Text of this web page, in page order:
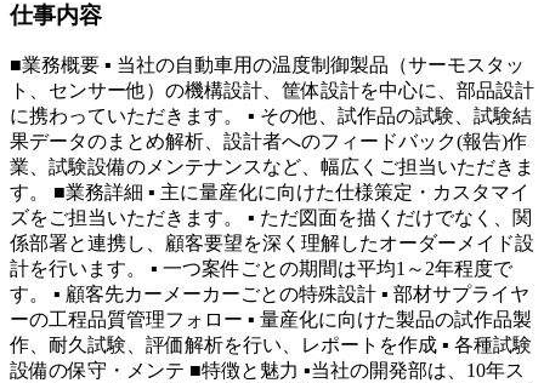
仕事内容
■業務概要 ▪ 当社の自動車用の温度制御製品（サーモスタッ
ト、センサー他）の機構設計、筐体設計を中心に、部品設計
に携わっていただきます。 ▪ その他、試作品の試験、試験結
果データのまとめ解析、設計者へのフィードバック(報告)作
業、試験設備のメンテナンスなど、幅広くご担当いただきま
す。 ■業務詳細 ▪ 主に量産化に向けた仕様策定・カスタマイ
ズをご担当いただきます。 ▪ ただ図面を描くだけでなく、関
係部署と連携し、顧客要望を深く理解したオーダーメイド設
計を行います。 ▪ 一つ案件ごとの期間は平均1～2年程度で
す。 ▪ 顧客先カーメーカーごとの特殊設計 ▪ 部材サプライヤ
ーの工程品質管理フォロー ▪ 量産化に向けた製品の試作品製
作、耐久試験、評価解析を行い、レポートを作成 ▪ 各種試験
設備の保守・メンテ ■特徴と魅力 ▪当社の開発部は、10年ス